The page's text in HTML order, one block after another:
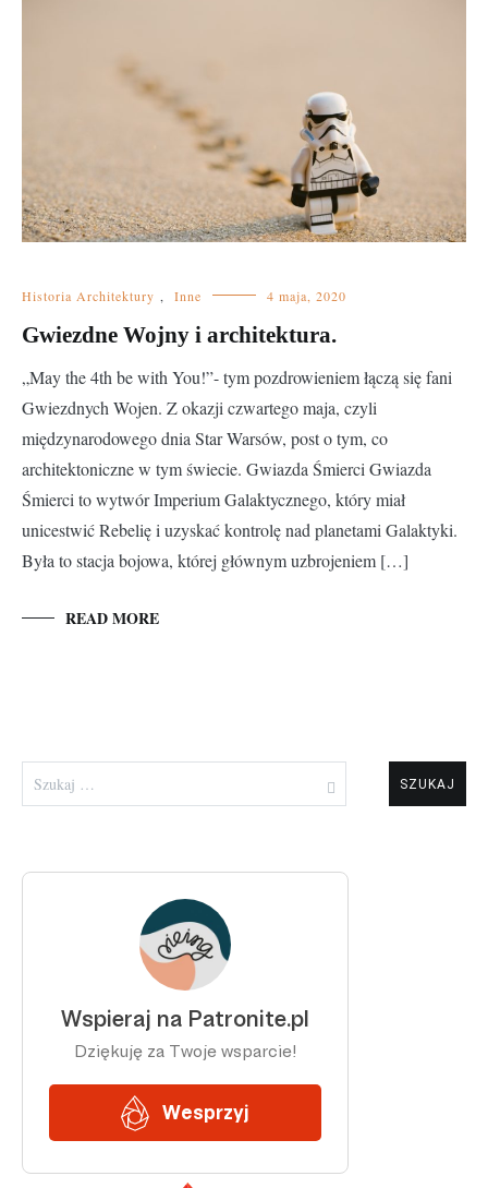
Historia Architektury , Inne 4 maja, 2020
Gwiezdne Wojny i architektura.
„May the 4th be with You!”- tym pozdrowieniem łączą się fani
Gwiezdnych Wojen. Z okazji czwartego maja, czyli
międzynarodowego dnia Star Warsów, post o tym, co
architektoniczne w tym świecie. Gwiazda Śmierci Gwiazda
Śmierci to wytwór Imperium Galaktycznego, który miał
unicestwić Rebelię i uzyskać kontrolę nad planetami Galaktyki.
Była to stacja bojowa, której głównym uzbrojeniem […]
READ MORE